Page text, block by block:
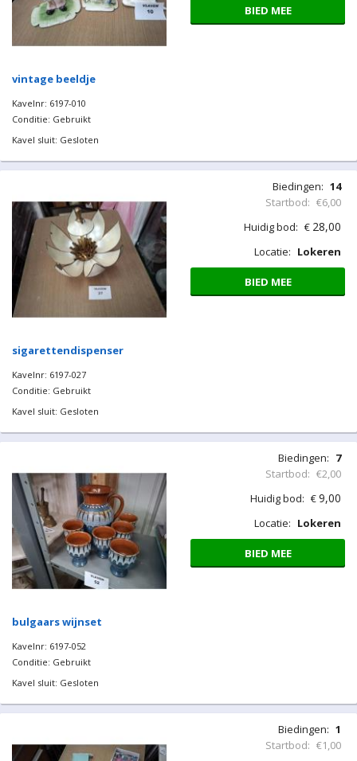
vintage beeldje
Kavelnr: 6197-010
Conditie: Gebruikt
Kavel sluit: Gesloten
BIED MEE
sigarettendispenser
Kavelnr: 6197-027
Conditie: Gebruikt
Kavel sluit: Gesloten
Biedingen: 14
Startbod: €6,00
Huidig bod: € 28,00
Locatie: Lokeren
BIED MEE
bulgaars wijnset
Kavelnr: 6197-052
Conditie: Gebruikt
Kavel sluit: Gesloten
Biedingen: 7
Startbod: €2,00
Huidig bod: €9,00
Locatie: Lokeren
BIED MEE
Biedingen: 1
Startbod: €1,00